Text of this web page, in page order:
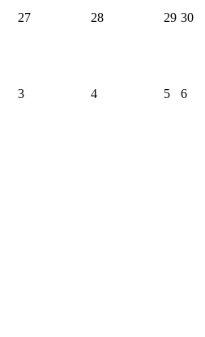
27 28 29 30
3 4 5 6